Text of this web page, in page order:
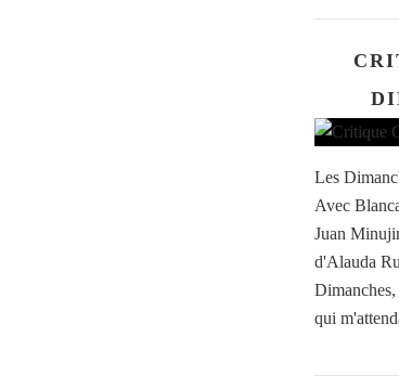
Les
Avec
Juan
d'Alauda
qui